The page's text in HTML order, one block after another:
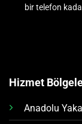
bir telefon
Hizmet
Anadolu